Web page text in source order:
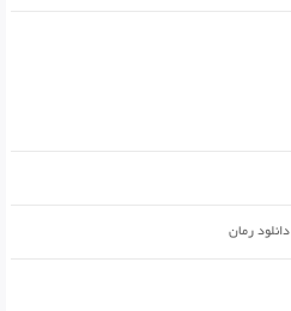
دانلود رمان